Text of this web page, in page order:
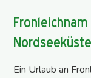
Nordseeküste
Ein Urlaub an